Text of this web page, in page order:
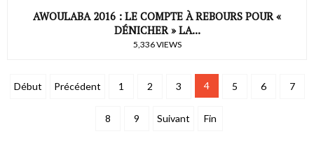
AWOULABA 2016 : LE COMPTE À REBOURS POUR «
DÉNICHER » LA...
5,336 VIEWS
Début Précédent 1 2 3 4 5 6 7
8 9 Suivant Fin